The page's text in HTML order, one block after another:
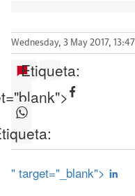
Wednesday, 3 May 2017, 13:47
Etiqueta:
" target="_blank">